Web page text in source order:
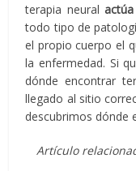
terapia neural
todo tipo de
el propio cuerpo el
la enfermedad. Si
dónde encontrar
llegado al sitio
descubrimos dónde
Artículo